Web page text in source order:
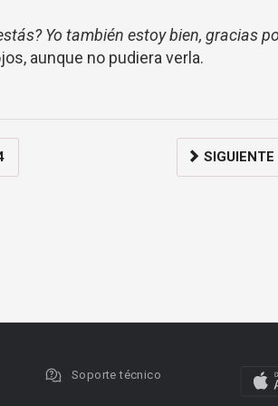
Yo también estoy bien, gracias
aunque no pudiera verla.
SIGUIENTE
Soporte técnico